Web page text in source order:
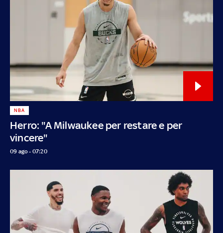
Herro: "A Milwaukee per restare e per
vincere"
NBA
09 ago - 07:20